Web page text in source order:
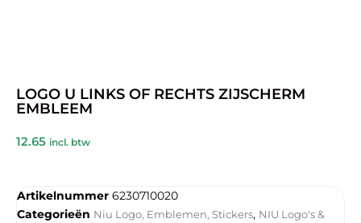
LOGO U LINKS OF RECHTS ZIJSCHERM
EMBLEEM
12.65 incl. btw
Artikelnummer 6230710020
Categorieën Niu Logo, Emblemen, Stickers, NIU Logo's &